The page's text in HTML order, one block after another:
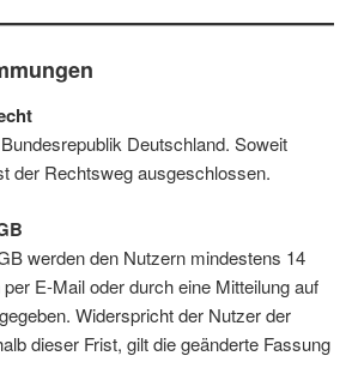
Deutschland. Soweit
der Rechtsweg ausgeschlossen.
werden den Nutzern mindestens 14
E-Mail oder durch eine Mitteilung auf
Widerspricht der Nutzer der
dieser Frist, gilt die geänderte Fassung